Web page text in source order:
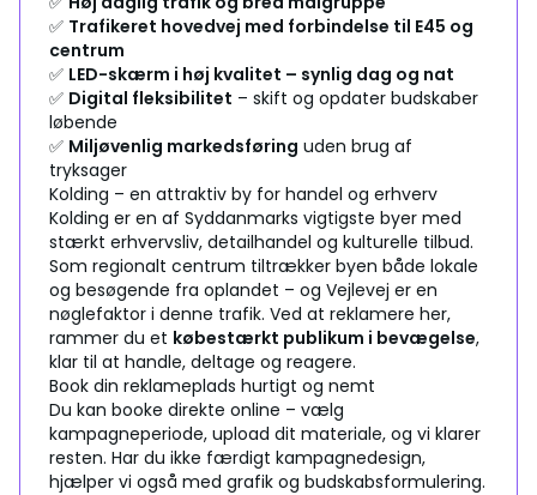
✅ Trafikeret hovedvej med forbindelse til E45 og
centrum
✅ LED-skærm i høj kvalitet – synlig dag og nat
✅ Digital fleksibilitet – skift og opdater budskaber
løbende
✅ Miljøvenlig markedsføring uden brug af
tryksager
Kolding – en attraktiv by for handel og erhverv
Kolding er en af Syddanmarks vigtigste byer med
stærkt erhvervsliv, detailhandel og kulturelle tilbud.
Som regionalt centrum tiltrækker byen både lokale
og besøgende fra oplandet – og Vejlevej er en
nøglefaktor i denne trafik. Ved at reklamere her,
rammer du et købestærkt publikum i bevægelse,
klar til at handle, deltage og reagere.
Book din reklameplads hurtigt og nemt
Du kan booke direkte online – vælg
kampagneperiode, upload dit materiale, og vi klarer
resten. Har du ikke færdigt kampagnedesign,
hjælper vi også med grafik og budskabsformulering.